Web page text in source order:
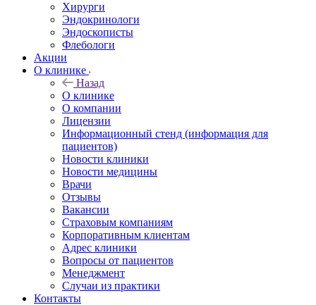
Хирурги
Эндокринологи
Эндоскописты
Флебологи
Акции
О клинике
Назад
О клинике
О компании
Лицензии
Информационный стенд (информация для
пациентов)
Новости клиники
Новости медицины
Врачи
Отзывы
Вакансии
Страховым компаниям
Корпоративным клиентам
Адрес клиники
Вопросы от пациентов
Менеджмент
Случаи из практики
Контакты